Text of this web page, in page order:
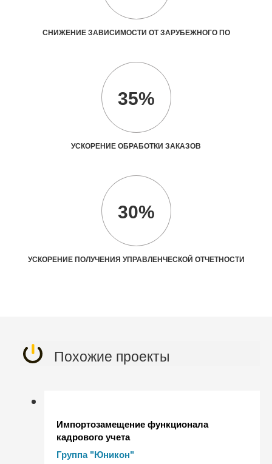
СНИЖЕНИЕ ЗАВИСИМОСТИ ОТ ЗАРУБЕЖНОГО ПО
35%
УСКОРЕНИЕ ОБРАБОТКИ ЗАКАЗОВ
30%
УСКОРЕНИЕ ПОЛУЧЕНИЯ УПРАВЛЕНЧЕСКОЙ ОТЧЕТНОСТИ
Похожие проекты
Импортозамещение функционала
кадрового учета
Группа "Юникон"